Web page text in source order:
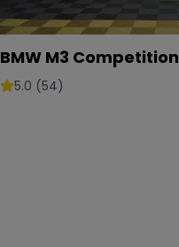
BMW M3 Competition
5.0 (54)